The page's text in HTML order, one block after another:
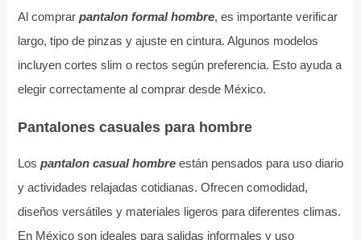
Al comprar pantalon formal hombre, es importante verificar
largo, tipo de pinzas y ajuste en cintura. Algunos modelos
incluyen cortes slim o rectos según preferencia. Esto ayuda a
elegir correctamente al comprar desde México.
Pantalones casuales para hombre
Los pantalon casual hombreestán pensados para uso diario
y actividades relajadas cotidianas. Ofrecen comodidad,
diseños versátiles y materiales ligeros para diferentes climas.
En México son ideales para salidas informales y uso